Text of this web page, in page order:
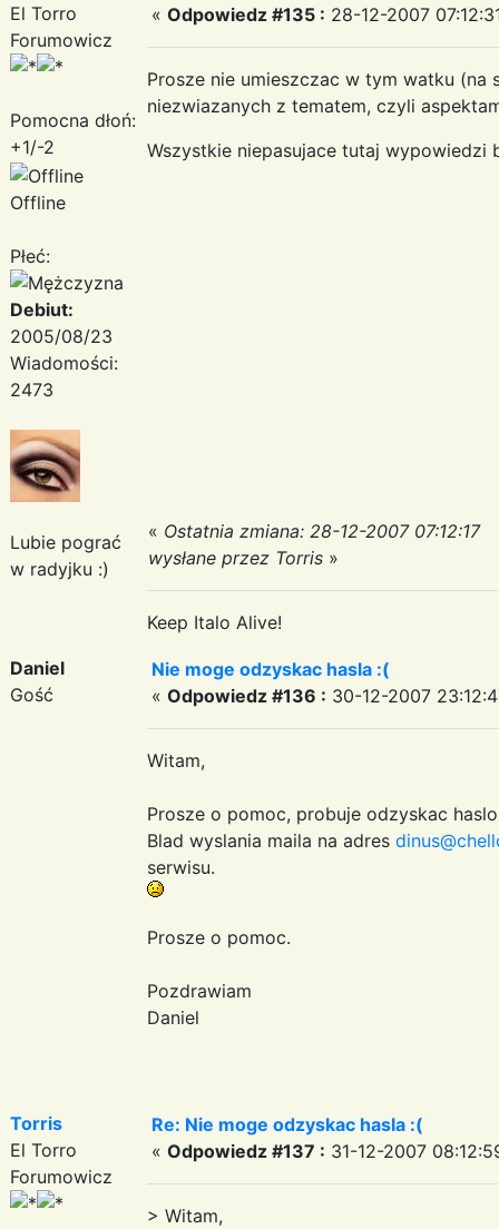
El Torro
Forumowicz
Pomocna dłoń:
+1/-2
Offline
Płeć:
Debiut:
2005/08/23
Wiadomości:
2473
Lubie pograć
w radyjku :)
« Odpowiedz #135 : 28-12-2007
Prosze nie umieszczac w tym watku
niezwiazanych z tematem, czyli
Wszystkie niepasujace tutaj wypowiedzi
« Ostatnia zmiana: 28-12-2007 07:12:17
wysłane przez Torris »
Keep Italo Alive!
Daniel
Gość
Nie moge odzyskac hasla :(
« Odpowiedz #136 : 30-12-2007
Witam,
Prosze o pomoc, probuje odzyskac
Blad wyslania maila na adres
serwisu.
Prosze o pomoc.
Pozdrawiam
Daniel
Torris
El Torro
Forumowicz
Re: Nie moge odzyskac hasla :(
« Odpowiedz #137 : 31-12-2007
> Witam,